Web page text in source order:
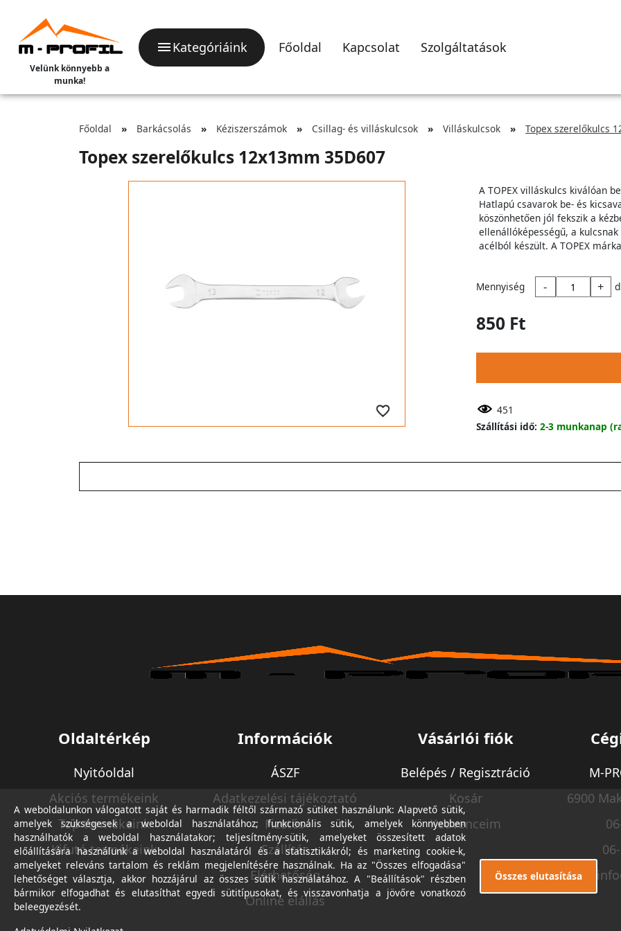
Velünk könnyebb a
munka!
Kategóriáink Főoldal Kapcsolat Szolgáltatások
Főoldal Barkácsolás Kéziszerszámok Csillag- és villáskulcsok Villáskulcsok Topex szerelőkulcs
Topex szerelőkulcs 12x13mm 35D607
A TOPEX villáskulcs kiválóan
Hatlapú csavarok be- és
köszönhetően jól fekszik a
ellenállóképességű, a
acélból készült. A TOPEX
Mennyiség - +
850 Ft
451
Szállítási idő: 2-3 munkanap
Oldaltérkép
Nyitóoldal
Akciós termékeink
Top termékeink
Kifutó termékeink
Információk
ÁSZF
Adatkezelési tájékoztató
Fizetés
Szállítás
Elérhetőség
Online elállás
Vásárlói fiók
Belépés / Regisztráció
Kosár
Kedvenceim
M-
6900
A weboldalunkon válogatott saját és harmadik féltől származó sütiket használunk: Alapvető sütik,
amelyek szükségesek a weboldal használatához; funkcionális sütik, amelyek könnyebben
használhatók a weboldal használatakor; teljesítmény-sütik, amelyeket összesített adatok
előállítására használunk a weboldal használatáról és a statisztikákról; és marketing cookie-k,
amelyeket releváns tartalom és reklám megjelenítésére használnak. Ha az "Összes elfogadása"
lehetőséget választja, akkor hozzájárul az összes sütik használatához. A "Beállítások" részben
bármikor elfogadhat és elutasíthat egyedi sütitípusokat, és visszavonhatja a jövőre vonatkozó
beleegyezését.
Összes elutasítása